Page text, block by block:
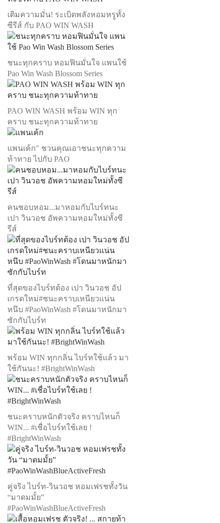
เติมความมั่น! ระเบิดพลังหอมหรูทั้ง
ซีรีส์ กับ PAO WIN WASH
ชนะทุกคราบ หอมฟินมั่นใจ แพนใช้
Pao Win Wash Blossom Series
PAO WIN WASH พร้อม WIN ทุก
คราบ ชนะทุกความท้าทาย
แพนเค้ก" ชวนคุณเอาชนะทุกความ
ท้าทาย ไปกับ PAO
คนชอบหอม...มาหอมกับไบร์ทนะ
เปา วินวอช อัพความหอมใหม่ทั้งซี
รีส์
ที่สุดของไบร์ทต้อง เปา วินวอช อัป
เกรดใหม่#ชนะคราบเหนียวแน่น
หนึบ #PaoWinWash #โดนมาหนักมา
ซักกับไบร์ท
พร้อม WIN ทุกกลิ่น ไบร์ทใช้แล้ว มา
ใช้กันนะ! #BrightWinWash
ชนะคราบหนักตัวจริง คราบไหนก็
WIN... #เชื่อไบร์ทใช้เลย !
#BrightWinWash
คู่จริง ไบร์ท-วินวอช หอมเฟรชทั้งวัน
“มาดมมั้ย”
#PaoWinWashBlueActiveFresh